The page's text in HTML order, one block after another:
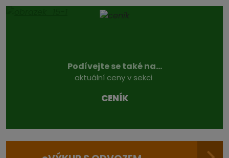
Podívejte se také na...
aktuální ceny v sekci
CENÍK